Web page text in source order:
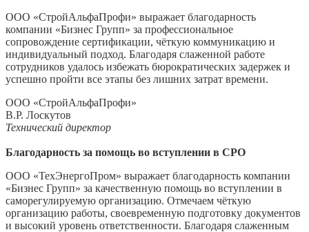
ООО «СтройАльфаПрофи» выражает благодарность
компании «Бизнес Групп» за профессиональное
сопровождение сертификации, чёткую коммуникацию и
индивидуальный подход. Благодаря слаженной работе
сотрудников удалось избежать бюрократических задержек и
успешно пройти все этапы без лишних затрат времени.
ООО «СтройАльфаПрофи»
В.Р. Лоскутов
Технический директор
Благодарность за помощь во вступлении в СРО
ООО «ТехЭнергоПром» выражает благодарность компании
«Бизнес Групп» за качественную помощь во вступлении в
саморегулируемую организацию. Отмечаем чёткую
организацию работы, своевременную подготовку документов
и высокий уровень ответственности. Благодаря слаженным